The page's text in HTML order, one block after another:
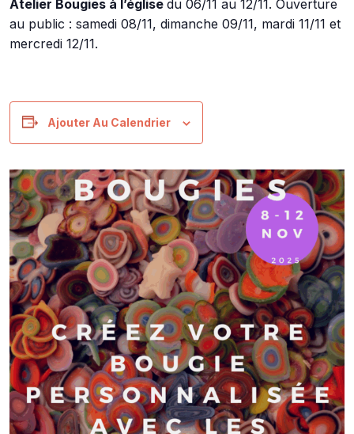
Atelier Bougies à l’église du 06/11 au 12/11. Ouverture
au public : samedi 08/11, dimanche 09/11, mardi 11/11 et
mercredi 12/11.
Ajouter Au Calendrier